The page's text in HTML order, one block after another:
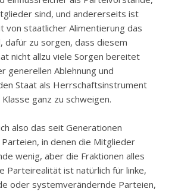
sind, und andererseits ist
von staatlicher Alimentierung das
dafür zu sorgen, dass diesem
nicht allzu viele Sorgen bereitet
generellen Ablehnung und
Staat als Herrschaftsinstrument
ganz zu schweigen.
also das seit Generationen
in denen die Mitglieder
wenig, aber die Fraktionen alles
Parteirealität ist natürlich für linke,
oder systemverändernde Parteien,